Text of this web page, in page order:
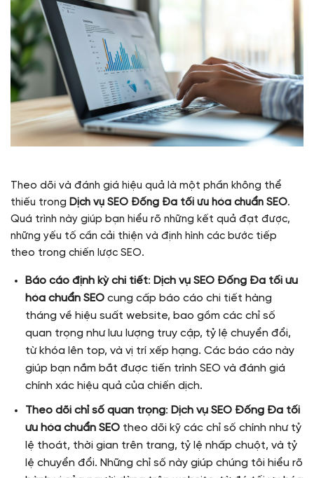
Theo dõi và đánh giá hiệu quả là một phần không thể
thiếu trong Dịch vụ SEO Đống Đa tối ưu hóa chuẩn SEO.
Quá trình này giúp bạn hiểu rõ những kết quả đạt được,
những yếu tố cần cải thiện và định hình các bước tiếp
theo trong chiến lược SEO.
Báo cáo định kỳ chi tiết: Dịch vụ SEO Đống Đa tối ưu
hóa chuẩn SEOcung cấp báo cáo chi tiết hàng
tháng về hiệu suất website, bao gồm các chỉ số
quan trọng như lưu lượng truy cập, tỷ lệ chuyển đổi,
từ khóa lên top, và vị trí xếp hạng. Các báo cáo này
giúp bạn nắm bắt được tiến trình SEO và đánh giá
chính xác hiệu quả của chiến dịch.
Theo dõi chỉ số quan trọng: Dịch vụ SEO Đống Đa tối
ưu hóa chuẩn SEOtheo dõi kỹ các chỉ số chính như tỷ
lệ thoát, thời gian trên trang, tỷ lệ nhấp chuột, và tỷ
lệ chuyển đổi. Những chỉ số này giúp chúng tôi hiểu rõ